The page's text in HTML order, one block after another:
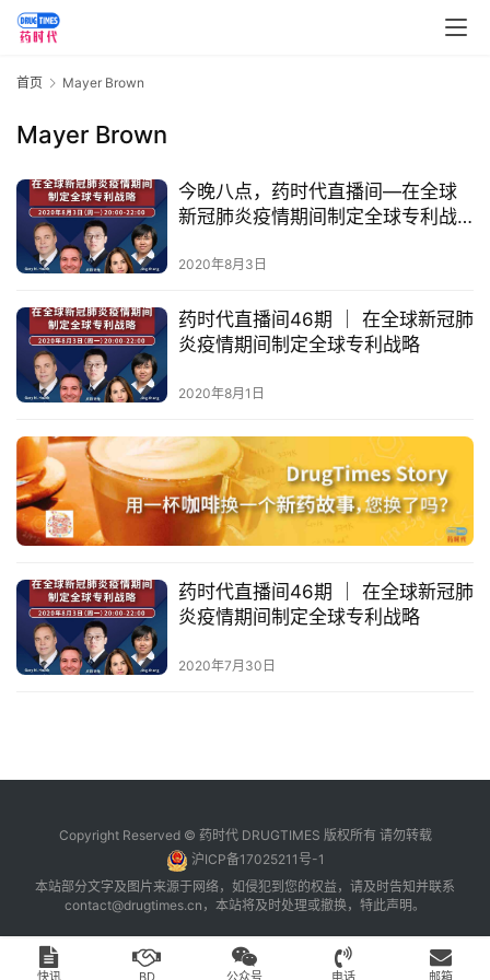
讯
视
专
精
彩
活
D
投
融
资
平
台
时
代
学
苑
登录 注册
首页 Mayer Brown
Mayer Brown
今晚八点，药时代直播间—在全球
新冠肺炎疫情期间制定全球专利战
2020年8月3日
药时代直播间46期 ｜ 在全球新冠肺
炎疫情期间制定全球专利战略​
2020年8月1日
药时代直播间46期 ｜ 在全球新冠肺
炎疫情期间制定全球专利战略​
2020年7月30日
Copyright Reserved © 药时代 DRUGTIMES 版权所有 请勿转载
沪ICP备17025211号-1
本站部分文字及图片来源于网络，如侵犯到您的权益，请及时告知并联系
contact@drugtimes.cn ，本站将及时处理或撤换，特此声明。
快讯 BD 公众号 电话 邮箱